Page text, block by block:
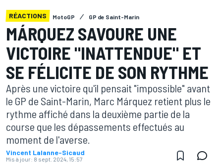
RÉACTIONS MotoGP GP de Saint-Marin
MÁRQUEZ SAVOURE UNE
VICTOIRE "INATTENDUE" ET
SE FÉLICITE DE SON RYTHME
Après une victoire qu'il pensait "impossible" avant
le GP de Saint-Marin, Marc Márquez retient plus le
rythme affiché dans la deuxième partie de la
course que les dépassements effectués au
moment de l'averse.
Vincent Lalanne-Sicaud
Mis à jour: 8 sept. 2024, 15:57